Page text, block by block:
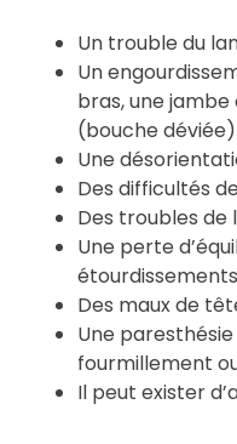
Un trouble du
Un
bras, une jambe
(bouche déviée)
Une
Des difficultés
Des troubles de
Une perte
étourdissements
Des maux de
Une
fourmillement
Il peut exister